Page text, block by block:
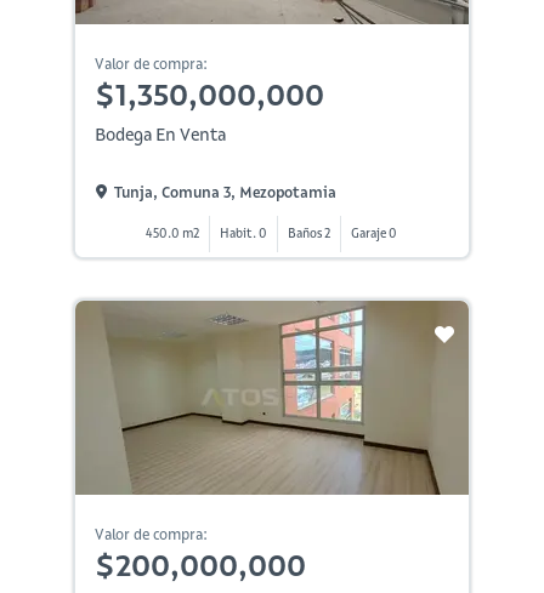
Valor de compra:
$1,350,000,000
Bodega En Venta
Tunja, Comuna 3, Mezopotamia
450.0 m2 Habit. 0 Baños 2 Garaje 0
Valor de compra:
$200,000,000